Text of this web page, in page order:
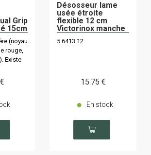
Grip
15cm
(noyau
rouge,
Existe
€
Désosseur lame
usée étroite
flexible 12 cm
Victorinox manche
5.6413.12
15.75 €
En stock